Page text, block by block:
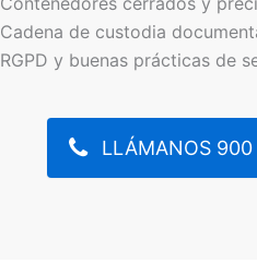
Cadena de custodia
RGPD y buenas prácticas de
LLÁMANOS